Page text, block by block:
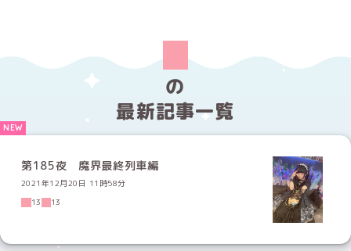
の
最新記事一覧
第185夜 魔界最終列車編
2021年12月20日 11時58分
13
13